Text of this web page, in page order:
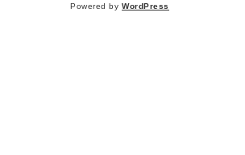
Powered byWordPress